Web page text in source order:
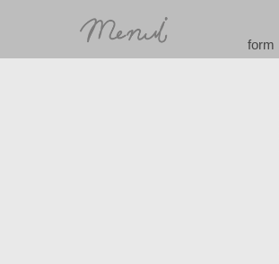
form